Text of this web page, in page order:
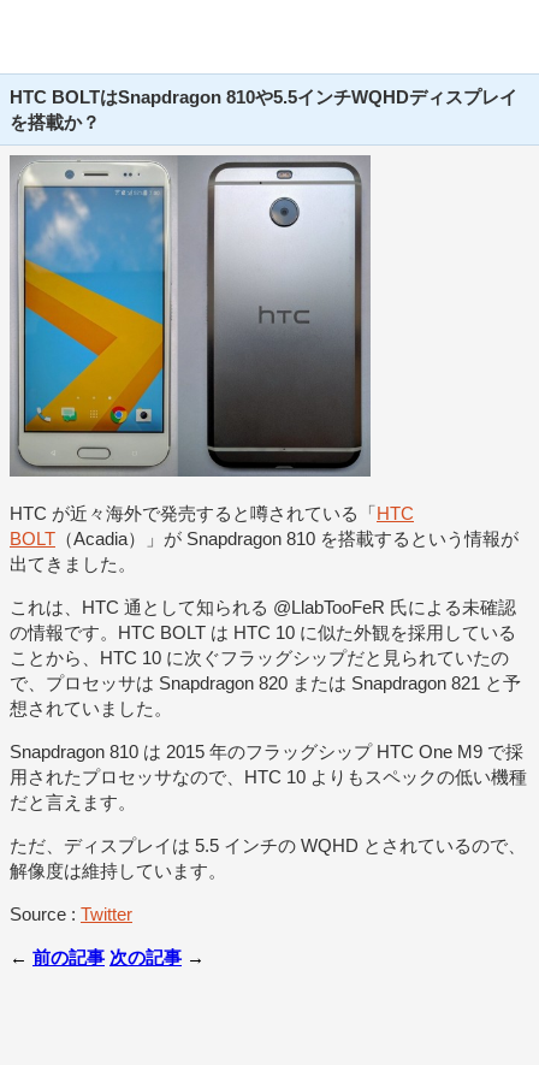
HTC BOLTはSnapdragon 810や5.5インチWQHDディスプレイ
を搭載か？
HTC が近々海外で発売すると噂されている「HTC
BOLT （Acadia）」が Snapdragon 810 を搭載するという情報が
出てきました。
これは、HTC 通として知られる @LlabTooFeR 氏による未確認
の情報です。HTC BOLT は HTC 10 に似た外観を採用している
ことから、HTC 10 に次ぐフラッグシップだと見られていたの
で、プロセッサは Snapdragon 820 または Snapdragon 821 と予
想されていました。
Snapdragon 810 は 2015 年のフラッグシップ HTC One M9 で採
用されたプロセッサなので、HTC 10 よりもスペックの低い機種
だと言えます。
ただ、ディスプレイは 5.5 インチの WQHD とされているので、
解像度は維持しています。
Source : Twitter
← 前の記事 次の記事 →